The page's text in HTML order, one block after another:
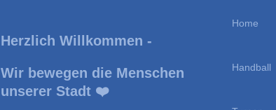
Herzlich Willkommen -
Wir bewegen die Menschen
unserer Stadt ❤️
Home
Handball